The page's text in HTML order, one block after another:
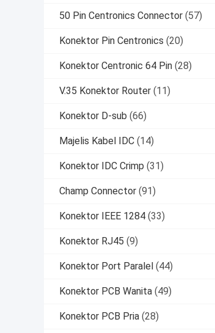
50 Pin Centronics Connector (57)
Konektor Pin Centronics (20)
Konektor Centronic 64 Pin (28)
V.35 Konektor Router (11)
Konektor D-sub (66)
Majelis Kabel IDC (14)
Konektor IDC Crimp (31)
Champ Connector (91)
Konektor IEEE 1284 (33)
Konektor RJ45 (9)
Konektor Port Paralel (44)
Konektor PCB Wanita (49)
Konektor PCB Pria (28)